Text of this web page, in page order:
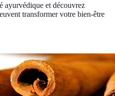
ayurvédique et découvrez
transformer votre bien-être